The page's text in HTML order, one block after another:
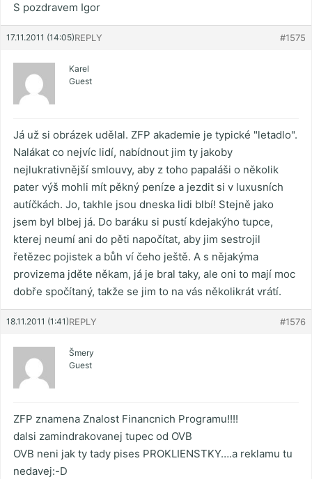
S pozdravem Igor
17.11.2011 (14:05) #1575
REPLY
Karel
Guest
Já už si obrázek udělal. ZFP akademie je typické "letadlo".
Nalákat co nejvíc lidí, nabídnout jim ty jakoby
nejlukrativnější smlouvy, aby z toho papaláši o několik
pater výš mohli mít pěkný peníze a jezdit si v luxusních
autíčkách. Jo, takhle jsou dneska lidi blbí! Stejně jako
jsem byl blbej já. Do baráku si pustí kdejakýho tupce,
kterej neumí ani do pěti napočítat, aby jim sestrojil
řetězec pojistek a bůh ví čeho ještě. A s nějakýma
provizema jděte někam, já je bral taky, ale oni to mají moc
dobře spočítaný, takže se jim to na vás několikrát vrátí.
18.11.2011 (1:41) #1576
REPLY
Šmery
Guest
ZFP znamena Znalost Financnich Programu!!!!
dalsi zamindrakovanej tupec od OVB
OVB neni jak ty tady pises PROKLIENSTKY….a reklamu tu
nedavej:-D